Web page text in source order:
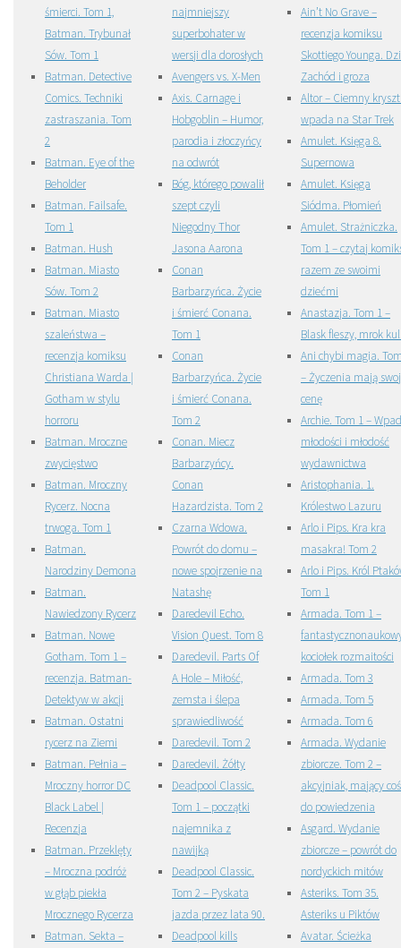
śmierci. Tom 1,
Batman. Trybunał
Sów. Tom 1
Batman. Detective
Comics. Techniki
zastraszania. Tom
2
Batman. Eye of the
Beholder
Batman. Failsafe.
Tom 1
Batman. Hush
Batman. Miasto
Sów. Tom 2
Batman. Miasto
szaleństwa –
recenzja komiksu
Christiana Warda |
Gotham w stylu
horroru
Batman. Mroczne
zwycięstwo
Batman. Mroczny
Rycerz. Nocna
trwoga. Tom 1
Batman.
Narodziny Demona
Batman.
Nawiedzony Rycerz
Batman. Nowe
Gotham. Tom 1 –
recenzja. Batman-
Detektyw w akcji
Batman. Ostatni
rycerz na Ziemi
Batman. Pełnia –
Mroczny horror DC
Black Label |
Recenzja
Batman. Przeklęty
– Mroczna podróż
w głąb piekła
Mrocznego Rycerza
Batman. Sekta –
najmniejszy
superbohater w
wersji dla dorosłych
Avengers vs. X-Men
Axis. Carnage i
Hobgoblin – Humor,
parodia i złoczyńcy
na odwrót
Bóg, którego powalił
szept czyli
Niegodny Thor
Jasona Aarona
Conan
Barbarzyńca. Życie
i śmierć Conana.
Tom 1
Conan
Barbarzyńca. Życie
i śmierć Conana.
Tom 2
Conan. Miecz
Barbarzyńcy.
Conan
Hazardzista. Tom 2
Czarna Wdowa.
Powrót do domu –
nowe spojrzenie na
Natashę
Daredevil Echo.
Vision Quest. Tom 8
Daredevil. Parts Of
A Hole – Miłość,
zemsta i ślepa
sprawiedliwość
Daredevil. Tom 2
Daredevil. Żółty
Deadpool Classic.
Tom 1 – początki
najemnika z
nawijką
Deadpool Classic.
Tom 2 – Pyskata
jazda przez lata 90.
Deadpool kills
Ain’t No Grave –
recenzja komiksu
Skottiego Younga.
Zachód i groza
Altor – Ciemny
wpada na Star Trek
Amulet. Księga 8.
Supernowa
Amulet. Księga
Siódma. Płomień
Amulet. Strażniczka.
Tom 1 – czytaj
razem ze swoimi
dziećmi
Anastazja. Tom 1 –
Blask fleszy, mrok
Ani chybi magia.
– Życzenia mają
cenę
Archie. Tom 1 –
młodości i młodość
wydawnictwa
Aristophania. 1.
Królestwo Lazuru
Arlo i Pips. Kra kra
masakra! Tom 2
Arlo i Pips. Król
Tom 1
Armada. Tom 1 –
kociołek rozmaitości
Armada. Tom 3
Armada. Tom 5
Armada. Tom 6
Armada. Wydanie
zbiorcze. Tom 2 –
akcyjniak, mający coś
do powiedzenia
Asgard. Wydanie
zbiorcze – powrót do
nordyckich mitów
Asteriks. Tom 35.
Asteriks u Piktów
Avatar. Ścieżka